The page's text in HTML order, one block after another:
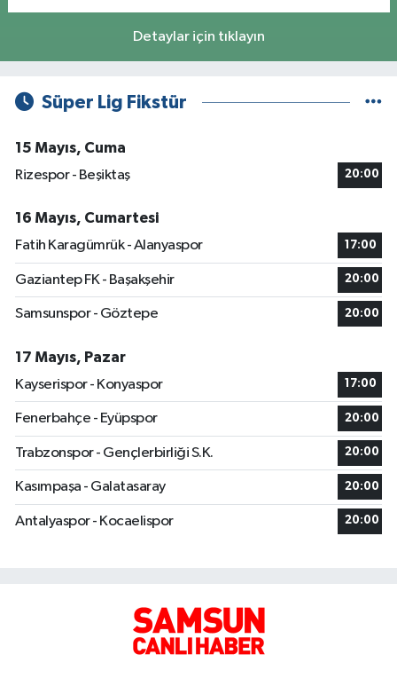
Detaylar için tıklayın
Süper Lig Fikstür
15 Mayıs, Cuma
Rizespor - Beşiktaş
20:00
16 Mayıs, Cumartesi
Fatih Karagümrük - Alanyaspor
17:00
Gaziantep FK - Başakşehir 20:00
Samsunspor - Göztepe 20:00
17 Mayıs, Pazar
Kayserispor - Konyaspor
17:00
Fenerbahçe - Eyüpspor 20:00
Trabzonspor - Gençlerbirliği S.K. 20:00
Kasımpaşa - Galatasaray 20:00
Antalyaspor - Kocaelispor 20:00